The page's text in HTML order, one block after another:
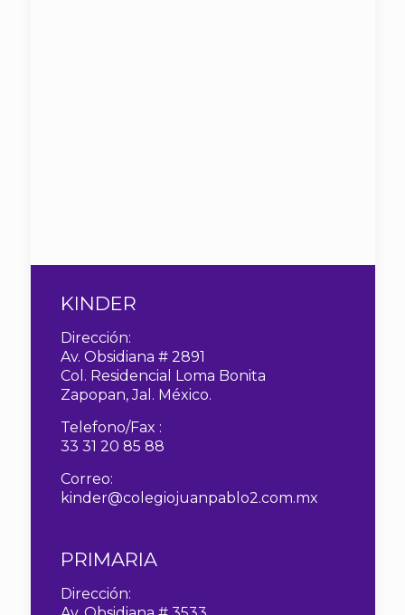
KINDER
Dirección:
Av. Obsidiana # 2891
Col. Residencial Loma Bonita
Zapopan, Jal. México.
Telefono/Fax :
33 31 20 85 88
Correo:
kinder@colegiojuanpablo2.com.mx
PRIMARIA
Dirección: